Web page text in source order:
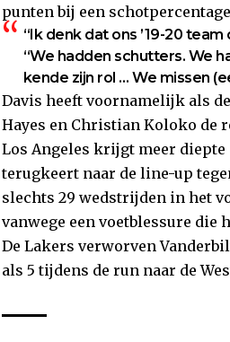
punten bij een schotpercentage
“Ik denk dat ons ’19-20
“We hadden schutters. We
kende zijn rol … We missen
Davis heeft voornamelijk als
Hayes en Christian Koloko de
Los Angeles krijgt meer diepte
terugkeert naar de line-up
slechts 29 wedstrijden in het
vanwege een voetblessure die
De Lakers verworven
als 5 tijdens de run naar de